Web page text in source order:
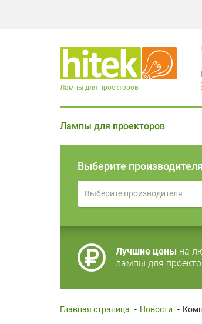
Лампы для проекторов
Лампы для проекторов
Выберите
Выберите производителя
Лучшие цены на
лампы для
Главная страница - Новости -